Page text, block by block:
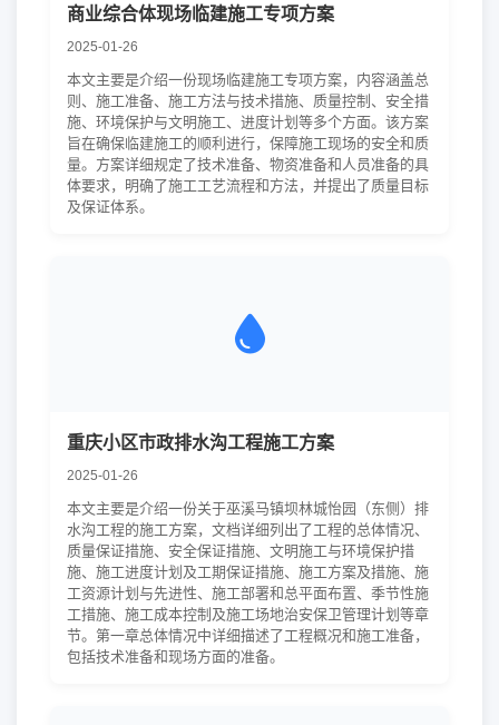
商业综合体现场临建施工专项方案
2025-01-26
本文主要是介绍一份现场临建施工专项方案，内容涵盖总
则、施工准备、施工方法与技术措施、质量控制、安全措
施、环境保护与文明施工、进度计划等多个方面。该方案
旨在确保临建施工的顺利进行，保障施工现场的安全和质
量。方案详细规定了技术准备、物资准备和人员准备的具
体要求，明确了施工工艺流程和方法，并提出了质量目标
及保证体系。
重庆小区市政排水沟工程施工方案
2025-01-26
本文主要是介绍一份关于巫溪马镇坝林城怡园（东侧）排
水沟工程的施工方案，文档详细列出了工程的总体情况、
质量保证措施、安全保证措施、文明施工与环境保护措
施、施工进度计划及工期保证措施、施工方案及措施、施
工资源计划与先进性、施工部署和总平面布置、季节性施
工措施、施工成本控制及施工场地治安保卫管理计划等章
节。第一章总体情况中详细描述了工程概况和施工准备，
包括技术准备和现场方面的准备。